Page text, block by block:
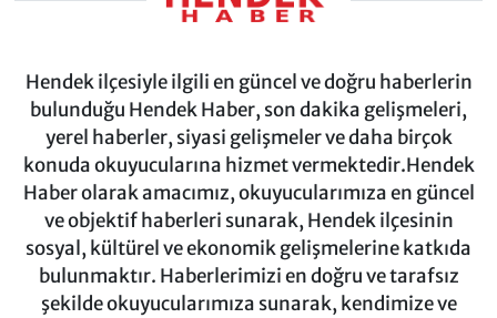
Hendek ilçesiyle ilgili en güncel ve doğru haberlerin
bulunduğu Hendek Haber, son dakika gelişmeleri,
yerel haberler, siyasi gelişmeler ve daha birçok
konuda okuyucularına hizmet vermektedir.Hendek
Haber olarak amacımız, okuyucularımıza en güncel
ve objektif haberleri sunarak, Hendek ilçesinin
sosyal, kültürel ve ekonomik gelişmelerine katkıda
bulunmaktır. Haberlerimizi en doğru ve tarafsız
şekilde okuyucularımıza sunarak, kendimize ve